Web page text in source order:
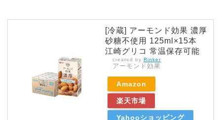
[冷蔵] アーモンド効果 濃厚
砂糖不使用 125ml×15本
江崎グリコ 常温保存可能
created by Rinker
アーモンド効果
Amazon
楽天市場
Yahooショッピング